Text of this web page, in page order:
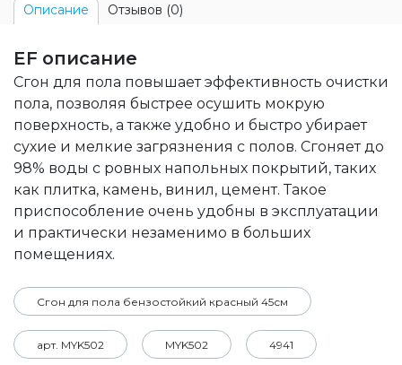
Описание Отзывов (0)
EF описание
Сгон для пола повышает эффективность очистки
пола, позволяя быстрее осушить мокрую
поверхность, а также удобно и быстро убирает
сухие и мелкие загрязнения с полов. Сгоняет до
98% воды с ровных напольных покрытий, таких
как плитка, камень, винил, цемент. Такое
приспособление очень удобны в эксплуатации
и практически незаменимо в больших
помещениях.
Сгон для пола бензостойкий красный 45см
арт. MYK502 MYK502 4941